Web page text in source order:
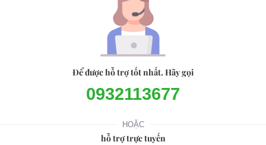
Để được hỗ trợ tốt nhất. Hãy gọi
0932113677
HOẶC
hỗ trợ trực tuyến